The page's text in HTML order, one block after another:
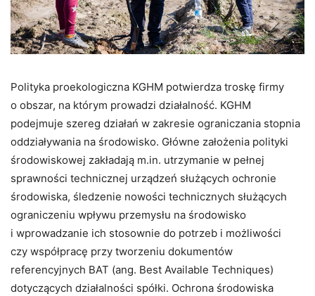
Polityka proekologiczna KGHM potwierdza troskę firmy
o obszar, na którym prowadzi działalność. KGHM
podejmuje szereg działań w zakresie ograniczania stopnia
oddziaływania na środowisko. Główne założenia polityki
środowiskowej zakładają m.in. utrzymanie w pełnej
sprawności technicznej urządzeń służących ochronie
środowiska, śledzenie nowości technicznych służących
ograniczeniu wpływu przemysłu na środowisko
i wprowadzanie ich stosownie do potrzeb i możliwości
czy współpracę przy tworzeniu dokumentów
referencyjnych BAT (ang. Best Available Techniques)
dotyczących działalności spółki. Ochrona środowiska